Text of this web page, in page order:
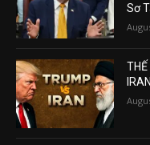
Sơ
THẾ